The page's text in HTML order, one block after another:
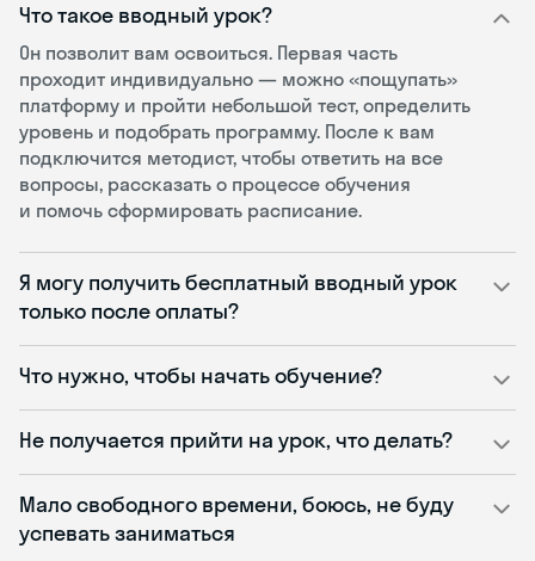
Что такое вводный урок?
Он позволит вам освоиться. Первая часть
проходит индивидуально — можно «пощупать»
платформу и пройти небольшой тест, определить
уровень и подобрать программу. После к вам
подключится методист, чтобы ответить на все
вопросы, рассказать о процессе обучения
и помочь сформировать расписание.
Я могу получить бесплатный вводный урок
только после оплаты?
Что нужно, чтобы начать обучение?
Не получается прийти на урок, что делать?
Мало свободного времени, боюсь, не буду
успевать заниматься